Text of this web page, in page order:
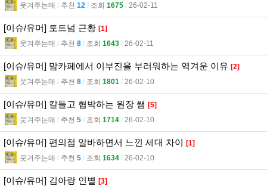
웃겨주는매 l 추천 12 l 조회 1675 l 26-02-11
[이슈/유머] 토트넘 근황 [1]
웃겨주는매 l 추천 8 l 조회 1643 l 26-02-11
[이슈/유머] 맘카페에서 이부진을 부러워하는 역겨운 이유 [2]
웃겨주는매 l 추천 8 l 조회 1801 l 26-02-10
[이슈/유머] 칼들고 협박하는 원장 쌤 [5]
웃겨주는매 l 추천 5 l 조회 1714 l 26-02-10
[이슈/유머] 편의점 알바하면서 느낀 세대 차이 [1]
웃겨주는매 l 추천 5 l 조회 1634 l 26-02-10
[이슈/유머] 김아랑 인별 [3]